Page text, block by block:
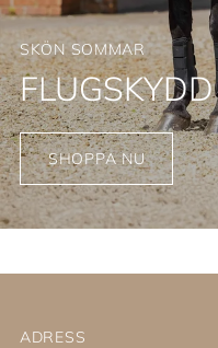
SKÖN SOMMAR
FLUGSKYDD
SHOPPA NU
ADRESS